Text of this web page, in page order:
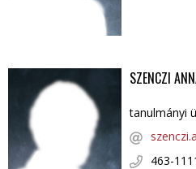
SZENCZI
tanulmányi
463-